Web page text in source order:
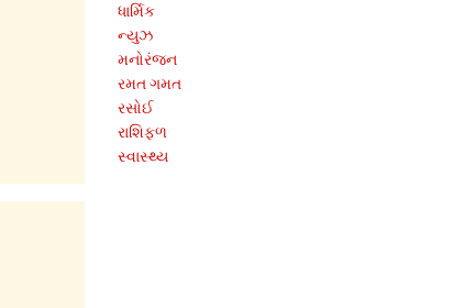
ધાર્મિક
ન્યુઝ
મનોરંજન
રમત ગમત
રસોઈ
રાશિફળ
સ્વાસ્થ્ય